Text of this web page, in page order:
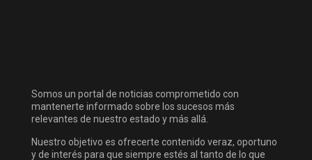
Somos un portal de noticias comprometido con
mantenerte informado sobre los sucesos más
relevantes de nuestro estado y más allá.
Nuestro objetivo es ofrecerte contenido veraz, oportuno
y de interés para que siempre estés al tanto de lo que